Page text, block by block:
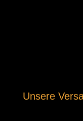
Unsere